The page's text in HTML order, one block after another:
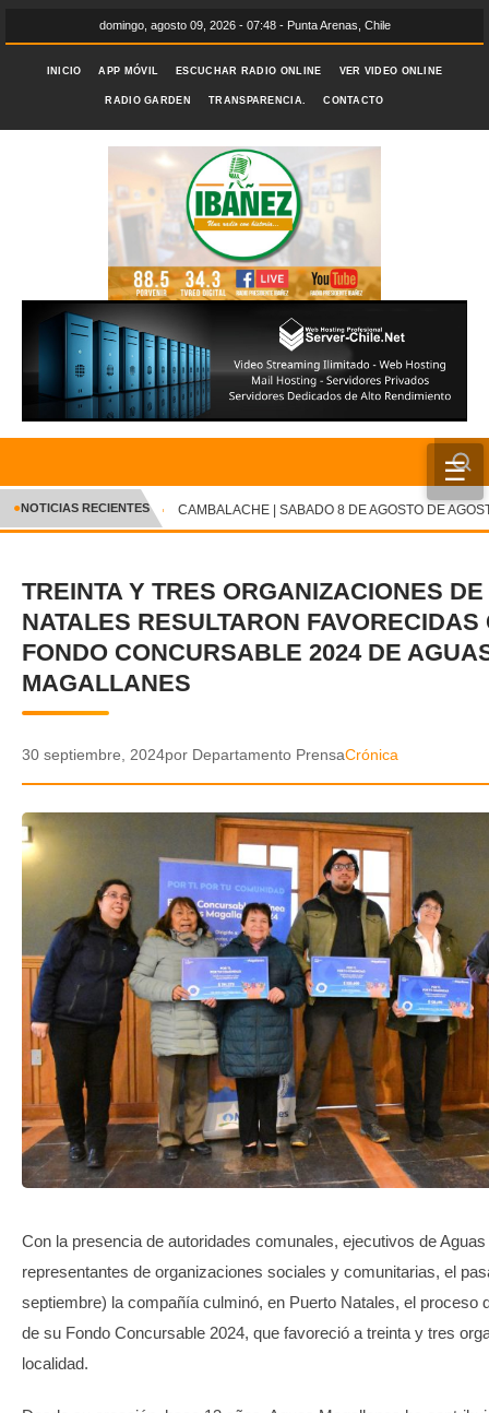
domingo, agosto 09, 2026 - 07:48 - Punta Arenas, Chile
INICIO APP MÓVIL ESCUCHAR RADIO ONLINE VER VIDEO ONLINE
RADIO GARDEN TRANSPARENCIA. CONTACTO
☰
INICIO
CRÓNICA
DEPORTES
ENTRETENIMIENTO Y CULTURA
POLICIAL
GALERIA DE FOTOS
APP MÓVIL
TRANSPARENCIA
✕
●NOTICIAS RECIENTES CAMBALACHE | SABADO 8 DE AGOSTO DE
TREINTA Y TRES ORGANIZACIONES
NATALES RESULTARON FAVORECIDAS
FONDO CONCURSABLE 2024 DE
MAGALLANES
30 septiembre, 2024por Departamento PrensaCrónica
Con la presencia de autoridades comunales, ejecutivos de
representantes de organizaciones sociales y comunitarias, el
septiembre) la compañía culminó, en Puerto Natales, el proceso
de su Fondo Concursable 2024, que favoreció a treinta y tres
localidad.